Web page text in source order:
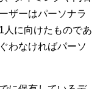
ザーはパーソナラ
人に向けたものであ
わなければパーソ